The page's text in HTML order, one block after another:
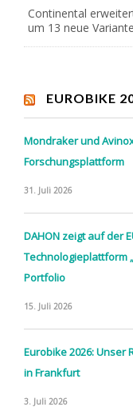
Continental
um 13 neue
EUROBIKE
Mondraker und
Forschungsplattform
31. Juli 2026
DAHON zeigt auf der
Technologieplattform
Portfolio
15. Juli 2026
Eurobike 2026: Unser
in Frankfurt
3. Juli 2026